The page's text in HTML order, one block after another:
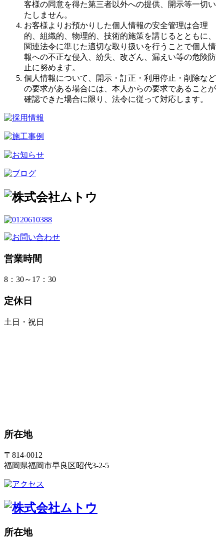
客様の同意を得た第三者以外への提供、開示等一切い
たしません。
お客様よりお預かりした個人情報の安全管理は合理
的、組織的、物理的、技術的施策を講じるとともに、
関連法令に準じた適切な取り扱いを行うことで個人情
報への不正な侵入、紛失、改ざん、漏えい等の危険防
止に努めます。
個人情報について、開示・訂正・利用停止・削除など
の要求がある場合には、本人からの要求であることが
確認できた場合に限り、法令に従って対応します。
営業時間
8：30～17：30
定休日
土日・祝日
所在地
〒814-0012
福岡県福岡市早良区昭代3-2-5
所在地